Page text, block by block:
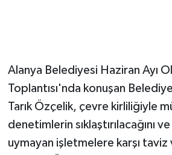
Alanya Belediyesi Haziran Ayı
Toplantısı'nda konuşan
Tarık Özçelik, çevre kirliliğiyle
denetimlerin sıklaştırılacağını
uymayan işletmelere karşı